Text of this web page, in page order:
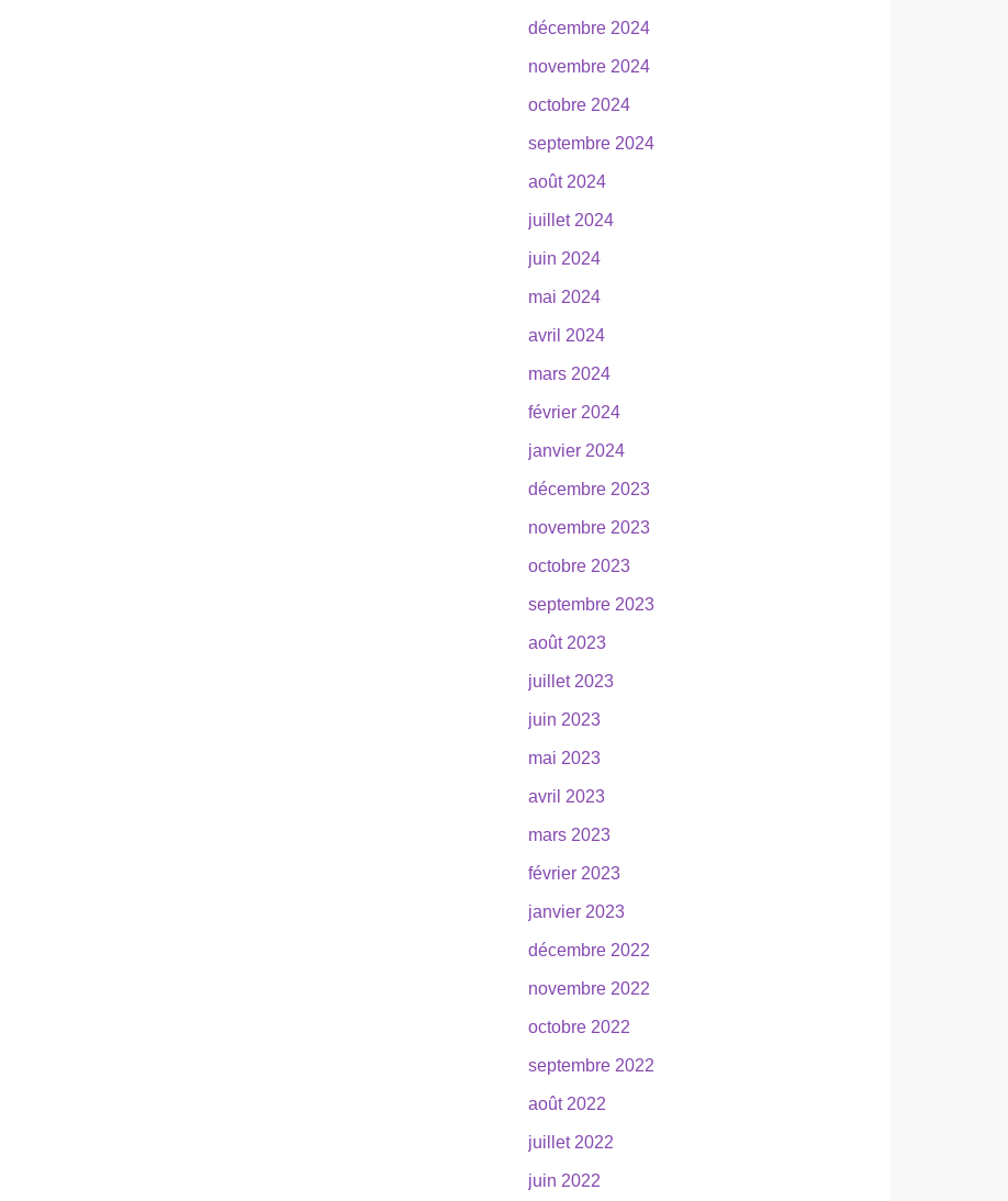
décembre 2024
novembre 2024
octobre 2024
septembre 2024
août 2024
juillet 2024
juin 2024
mai 2024
avril 2024
mars 2024
février 2024
janvier 2024
décembre 2023
novembre 2023
octobre 2023
septembre 2023
août 2023
juillet 2023
juin 2023
mai 2023
avril 2023
mars 2023
février 2023
janvier 2023
décembre 2022
novembre 2022
octobre 2022
septembre 2022
août 2022
juillet 2022
juin 2022